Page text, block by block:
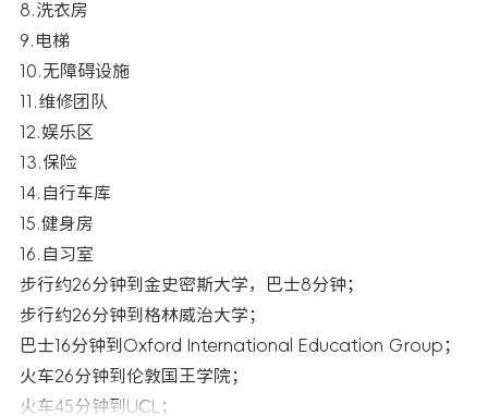
8.洗衣房
9.电梯
10.无障碍设施
11.维修团队
12.娱乐区
13.保险
14.自行车库
15.健身房
16.自习室
步行约26分钟到金史密斯大学，巴士8分钟；
步行约26分钟到格林威治大学；
巴士16分钟到Oxford International Education Group；
火车26分钟到伦敦国王学院；
火车45分钟到UCL；